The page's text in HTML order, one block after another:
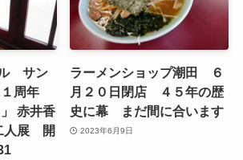
ル サン
１周年
赤井香
人展 開
ラーメンショップ潮田 ６
月２０日閉店 ４５年の歴
史に幕 まだ間に合います
2023年6月9日